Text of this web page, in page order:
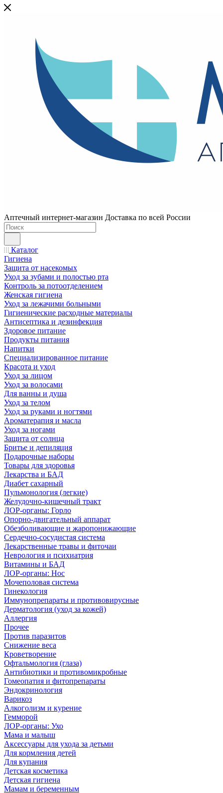
Аптечный интернет-магазин Доставка по всей России
Каталог
Гигиена
Защита от насекомых
Уход за зубами и полостью рта
Контроль за потоотделением
Женская гигиена
Уход за лежачими больными
Гигиенические расходные материалы
Антисептика и дезинфекция
Здоровое питание
Продукты питания
Напитки
Специализированное питание
Красота и уход
Уход за лицом
Уход за волосами
Для ванны и душа
Уход за телом
Уход за руками и ногтями
Ароматерапия и масла
Уход за ногами
Защита от солнца
Бритье и депиляция
Подарочные наборы
Товары для здоровья
Лекарства и БАД
Диабет сахарный
Пульмонология (легкие)
Желудочно-кишечный тракт
ЛОР-органы: Горло
Опорно-двигательный аппарат
Обезболивающие и жаропонижающие
Сердечно-сосудистая система
Лекарственные травы и фиточаи
Неврология и психиатрия
Витамины и БАД
ЛОР-органы: Нос
Мочеполовая система
Гинекология
Иммунопрепараты и противовирусные
Дерматология (уход за кожей)
Аллергия
Прочее
Против паразитов
Снижение веса
Кроветворение
Офтальмология (глаза)
Антибиотики и противомикробные
Гомеопатия и фитопрепараты
Эндокринология
Варикоз
Алкоголизм и курение
Гемморой
ЛОР-органы: Ухо
Мама и малыш
Аксессуары для ухода за детьми
Для кормления детей
Для купания
Детская косметика
Детская гигиена
Мамам и беременным